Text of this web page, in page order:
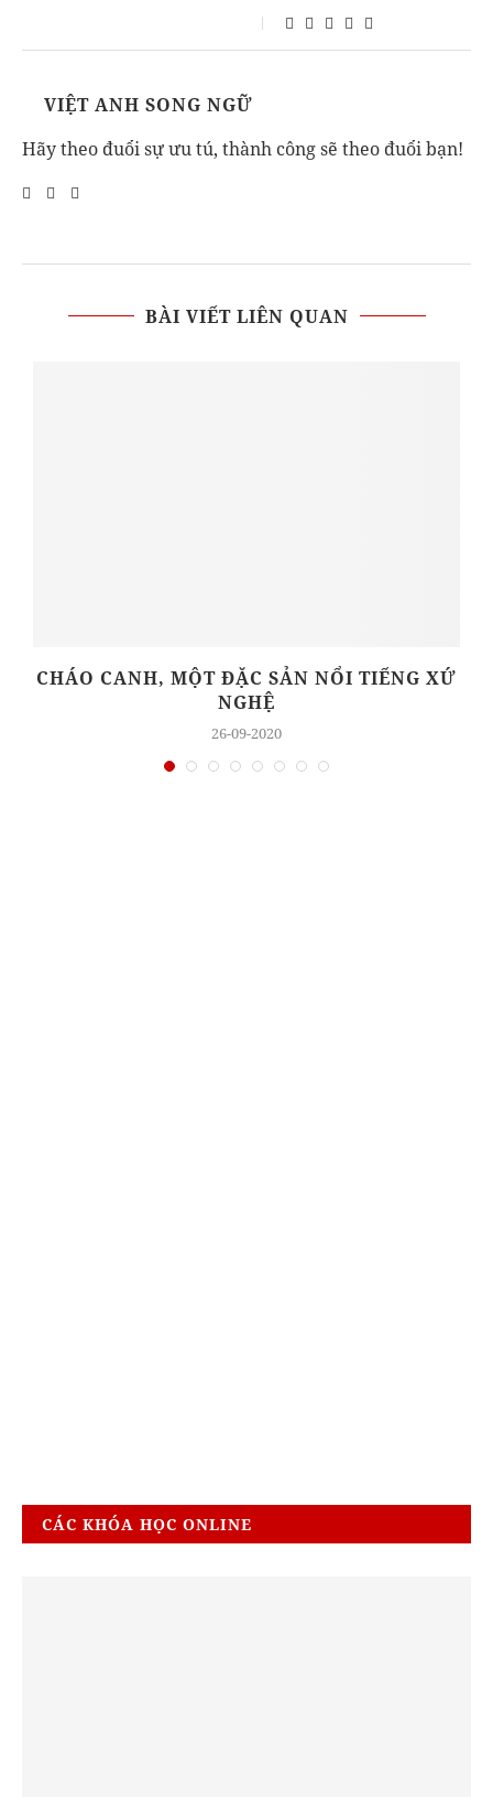
VIỆT ANH SONG NGỮ
Hãy theo đuổi sự ưu tú, thành công sẽ theo đuổi bạn!
BÀI VIẾT LIÊN QUAN
CHÁO CANH, MỘT ĐẶC SẢN NỔI TIẾNG XỨ
NGHỆ
26-09-2020
CÁC KHÓA HỌC ONLINE